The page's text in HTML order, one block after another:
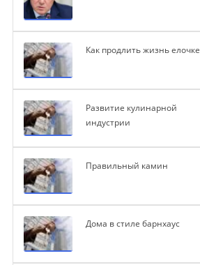
Как продлить жизнь елочке
Развитие кулинарной
индустрии
Правильный камин
Дома в стиле барнхаус